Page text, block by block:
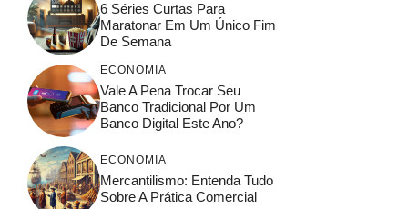
6 Séries Curtas Para
Maratonar Em Um Único Fim
De Semana
ECONOMIA
Vale A Pena Trocar Seu
Banco Tradicional Por Um
Banco Digital Este Ano?
ECONOMIA
Mercantilismo: Entenda Tudo
Sobre A Prática Comercial